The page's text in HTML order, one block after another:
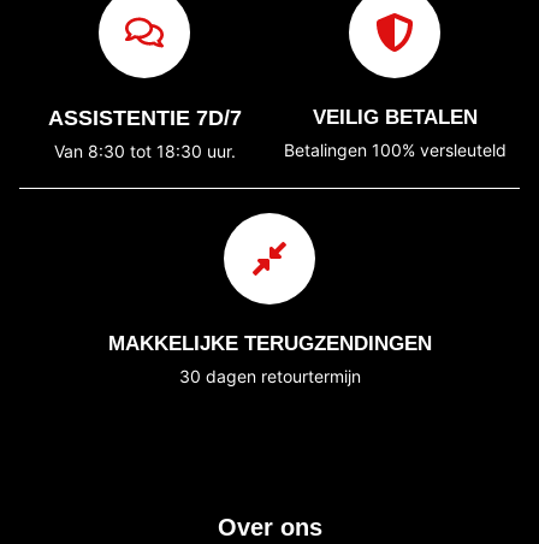
ASSISTENTIE 7D/7
Van 8:30 tot 18:30 uur.
VEILIG BETALEN
Betalingen 100% versleuteld
MAKKELIJKE TERUGZENDINGEN
30 dagen retourtermijn
Over ons